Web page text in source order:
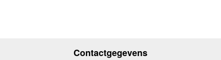
Contactgegevens